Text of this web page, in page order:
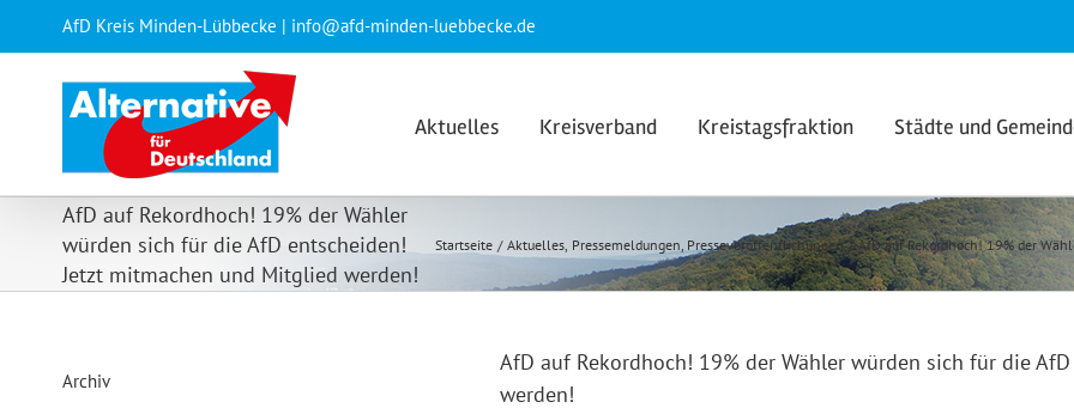
springen
AfD Kreis Minden-Lübbecke | info@afd-minden-luebbecke.de
Aktuelles Kreisverband Kreistagsfraktion Städte und
AfD auf Rekordhoch! 19% der Wähler
würden sich für die AfD entscheiden!
Jetzt mitmachen und Mitglied werden!
Startseite Aktuelles Pressemeldungen Presseveröffentlichungen AfD auf Rekordhoch! 19% der
AfD auf Rekordhoch! 19% der Wähler würden sich für die
werden!
Archiv